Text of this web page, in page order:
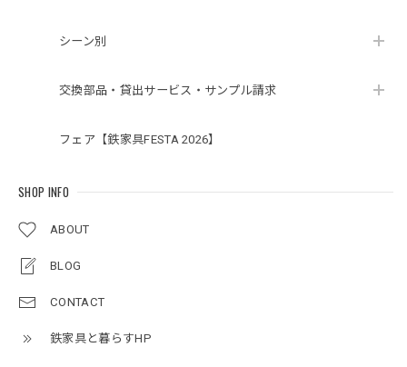
シーン別
交換部品・貸出サービス・サンプル請求
フェア【鉄家具FESTA 2026】
SHOP INFO
ABOUT
BLOG
CONTACT
鉄家具と暮らすHP